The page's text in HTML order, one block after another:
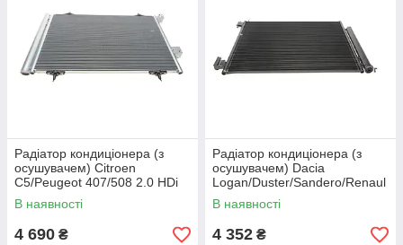
Радіатор кондиціонера (з
осушувачем) Citroen
C5/Peugeot 407/508 2.0 HDi
08- NRF 35946 UA62
В наявності
4 690 ₴
Радіатор кондиціонера (з
осушувачем) Dacia
Logan/Duster/Sandero/Renaul
t Clio 1.2/1.5 10- NRF 350212
UA62
В наявності
4 352 ₴